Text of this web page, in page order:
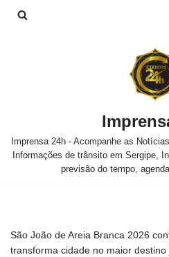
Imprensa 24h - Acompanhe as
Informações de trânsito em Sergipe,
previsão do tempo,
São João de Areia Branca 2026
transforma cidade no maior